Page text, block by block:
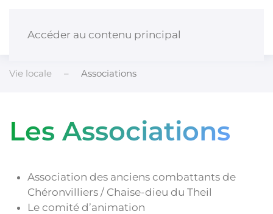
Accéder au contenu principal
Vie locale Associations
Les Associations
Association des anciens combattants de
Chéronvilliers / Chaise-dieu du Theil
Le comité d’animation